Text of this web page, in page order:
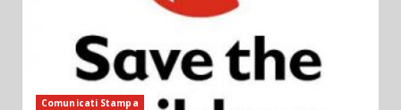
Comunicati Stampa